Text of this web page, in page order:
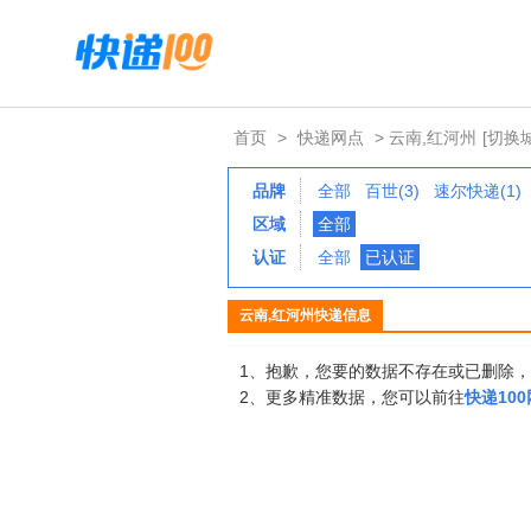
首页 > 快递网点 > 云南,红河州 [切换
品牌 全部 百世(3)
速尔快递(1)
区域
全部
认证
全部 已认证
云南,红河州快递信息
1、抱歉，您要的数据不存在或已删除
2、更多精准数据，您可以前往快递100